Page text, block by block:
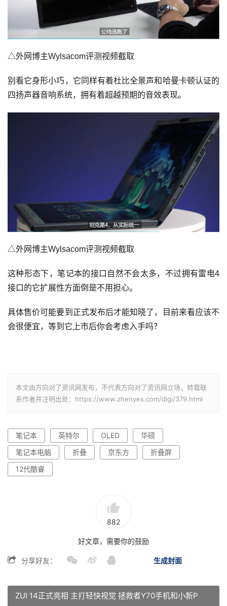
△外网博主Wylsacom评测视频截取
别看它身形小巧，它同样有着杜比全景声和哈曼卡顿认证的
四扬声器音响系统，拥有着超越预期的音效表现。
△外网博主Wylsacom评测视频截取
这种形态下，笔记本的接口自然不会太多，不过拥有雷电4
接口的它扩展性方面倒是不用担心。
具体售价可能要到正式发布后才能知晓了，目前来看应该不
会很便宜，等到它上市后你会考虑入手吗？
本文由方向对了资讯网发布，不代表方向对了资讯网立场，转载联
系作者并注明出处：https://www.zhenyes.com/digi/379.html
笔记本 英特尔 OLED
华硕
笔记本电脑
折叠 京东方
折叠屏
12代酷睿
882
好文章，需要你的鼓励
生成封面
分享好友：
ZUI 14正式亮相 主打轻快视觉 拯救者Y70手机和小新P